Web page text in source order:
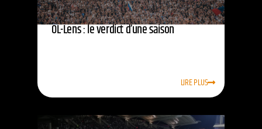
OL-Lens : le verdict d’une saison
LIRE PLUS